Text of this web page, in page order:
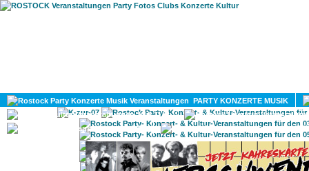
PARTY KONZERTE MUSIK
KULTUR
GAY